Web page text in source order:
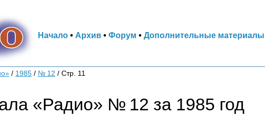
Начало• Архив• Форум • Дополнительные материалы
/ 1985 / № 12 / Стр. 11
«Радио» № 12 за 1985 год